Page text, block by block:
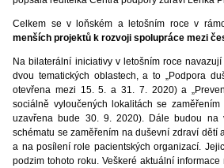
Celkem se v loňském a letošním roce v
menších projektů k rozvoji spolupráce mezi
Na bilaterální iniciativy v letošním roce
dvou tematických oblastech, a to „Podpora
otevřena mezi 15. 5. a 31. 7. 2020) a
sociálně vyloučených lokalitách se
uzavřena bude 30. 9. 2020). Dále budou na
schématu se zaměřením na duševní zdraví
a na posílení role pacientských organizací.
podzim tohoto roku. Veškeré aktuální